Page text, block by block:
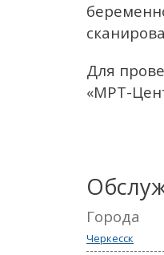
Для
«МРТ-
Города
Черкесск